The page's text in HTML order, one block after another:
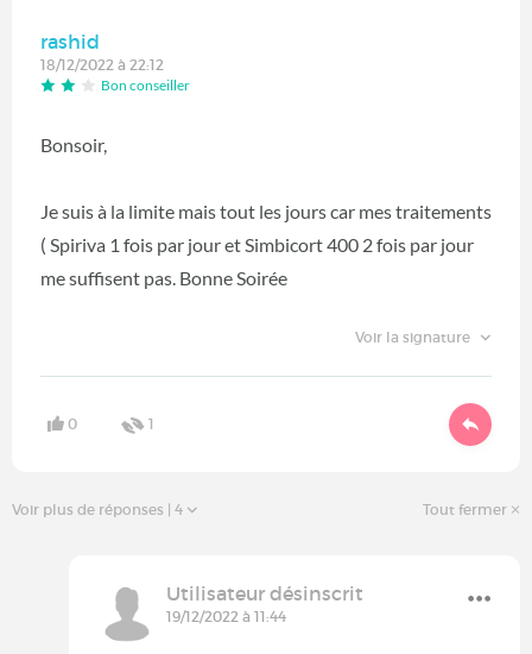
rashid
18/12/2022 à 22:12
Bon conseiller
Bonsoir,
Je suis à la limite mais tout les jours car mes traitements
( Spiriva 1 fois par jour et Simbicort 400 2 fois par jour
me suffisent pas. Bonne Soirée
Voir la signature
0 1
Tout fermer
Voir plus de réponses | 4
Utilisateur désinscrit
19/12/2022 à 11:44